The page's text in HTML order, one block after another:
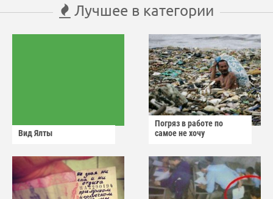
Лучшее в категории
Вид Ялты
Погряз в работе по
самое не хочу